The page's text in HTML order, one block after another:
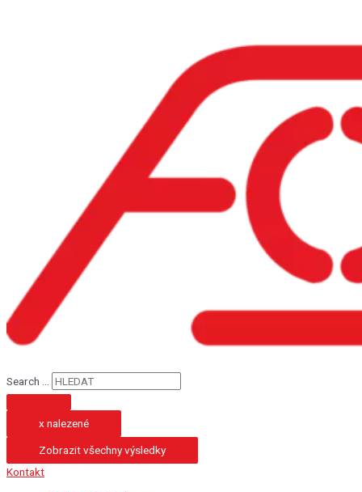
Search ...
x nalezené
Zobrazit všechny výsledky
Kontakt